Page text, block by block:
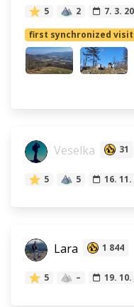
5 2
7. 3.
first synchronized visit
Veselka 31
5 5 16. 11.
Lara 1 844
5 – 19. 10.